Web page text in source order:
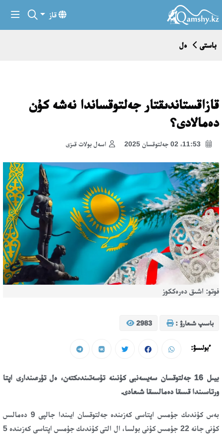
قاز
باستى ەل
قازاقستاندىقتار جەلتوقساندا نەشە كۇن
دەمالادى؟
اسەل بولات قىزى
فوتو: اشىق دەرەككوز
باسىپ شىعارۋ : 2983
ءبولىسۋ:
بيىل 16 جەلتوقسان سەيسەنبى كۇنىنە تۇسەتىندىكتەن، ەل تۇرعىندارى اپتا
ورتاسىندا قىسقا دەمالىسقا شىعادى.
بەس كۇندىك جۇمىس اپتاسى كەزىندە جەلتوقسان ايىندا جالپى 9 دەمالىس
كۇنى جانە 22 جۇمىس كۇنى بولسا، ال التى كۇندىك جۇمىس اپتاسى كەزىندە 5